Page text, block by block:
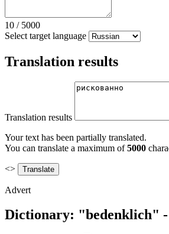
10 / 5000
Select target language
Translation results
Translation results
Your text has been partially translated.
You can translate a maximum of5000
<>
Advert
Dictionary: "bedenklich" -